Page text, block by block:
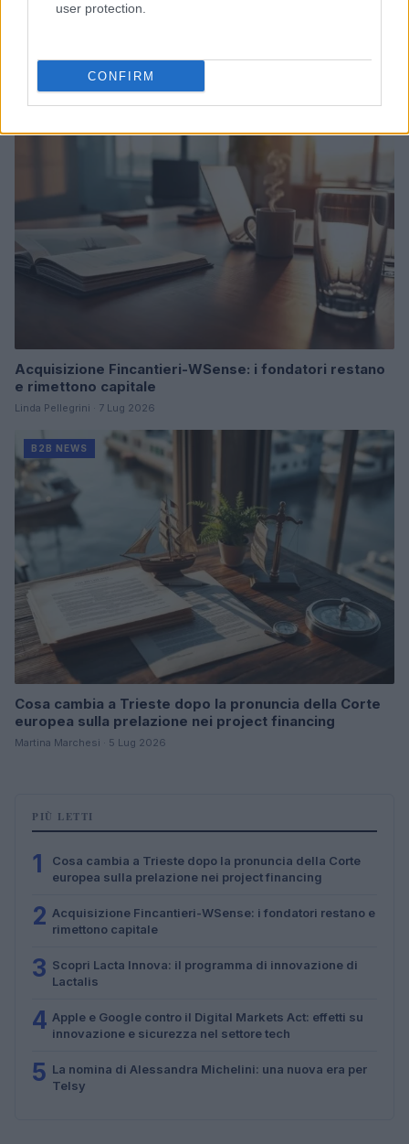
user protection.
CONFIRM
Martina Marchesi · 10 Lug 2026
Acquisizione Fincantieri-WSense: i fondatori restano
e rimettono capitale
Linda Pellegrini · 7 Lug 2026
B2B NEWS
Cosa cambia a Trieste dopo la pronuncia della Corte
europea sulla prelazione nei project financing
Martina Marchesi · 5 Lug 2026
PIÙ LETTI
1
Cosa cambia a Trieste dopo la pronuncia della Corte
europea sulla prelazione nei project financing
2 Acquisizione Fincantieri-WSense: i fondatori restano e
rimettono capitale
3 Scopri Lacta Innova: il programma di innovazione di
Lactalis
4 Apple e Google contro il Digital Markets Act: effetti su
innovazione e sicurezza nel settore tech
5 La nomina di Alessandra Michelini: una nuova era per
Telsy